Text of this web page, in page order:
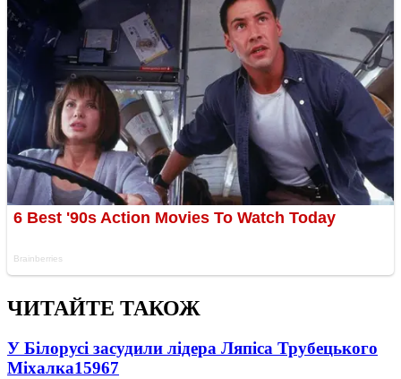
ЧИТАЙТЕ ТАКОЖ
У Білорусі засудили лідера Ляпіса Трубецького
Міхалка15967